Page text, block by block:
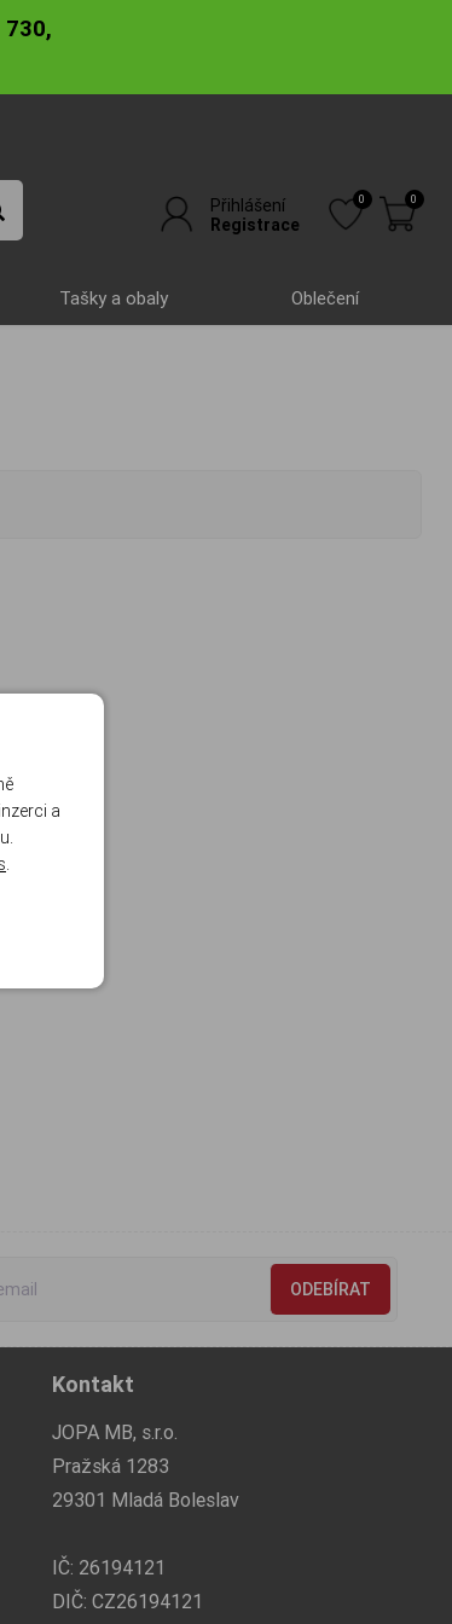
Přihlášení
Registrace
0 0
Tašky a obaly Oblečení
ODEBÍRAT
Kontakt
JOPA MB, s.r.o.
Pražská 1283
29301 Mladá Boleslav
IČ: 26194121
DIČ: CZ26194121
a
.